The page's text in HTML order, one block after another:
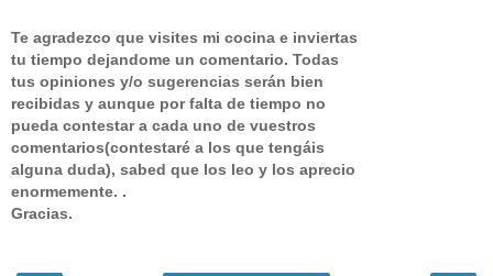
Te agradezco que visites mi cocina e inviertas
tu tiempo dejandome un comentario. Todas
tus opiniones y/o sugerencias serán bien
recibidas y aunque por falta de tiempo no
pueda contestar a cada uno de vuestros
comentarios(contestaré a los que tengáis
alguna duda), sabed que los leo y los aprecio
enormemente. .
Gracias.